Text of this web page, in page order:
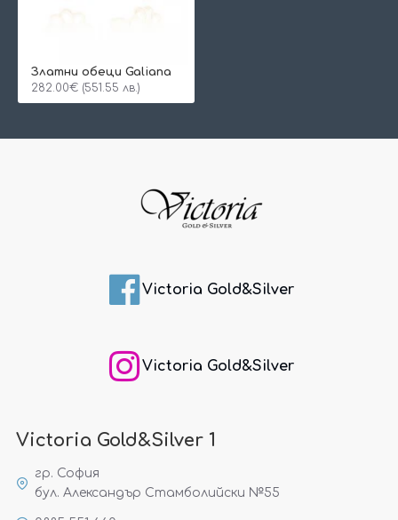
Златни обеци Galiana
282.00€ (551.55 лв.)
Victoria Gold&Silver
Victoria Gold&Silver
Victoria Gold&Silver 1
гр. София
бул. Александър Стамболийски №55